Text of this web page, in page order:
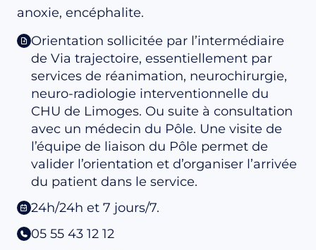
anoxie, encéphalite.
Orientation sollicitée par l’intermédiaire
de Via trajectoire, essentiellement par
services de réanimation, neurochirurgie,
neuro-radiologie interventionnelle du
CHU de Limoges. Ou suite à consultation
avec un médecin du Pôle. Une visite de
l’équipe de liaison du Pôle permet de
valider l’orientation et d’organiser l’arrivée
du patient dans le service.
24h/24h et 7 jours/7.
05 55 43 12 12